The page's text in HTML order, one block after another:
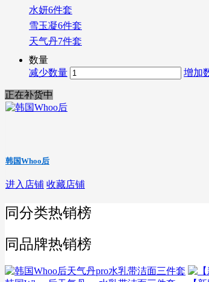
水妍6件套
雪玉凝6件套
天气丹7件套
数量
减少数量
增加
正在补货中
韩国Whoo后
进入店铺 收藏店铺
同分类热销榜
同品牌热销榜